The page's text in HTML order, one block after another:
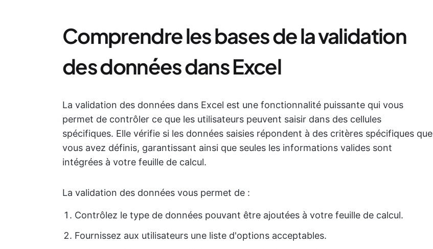
Comprendre les bases de la validation
des données dans Excel
La validation des données dans Excel est une fonctionnalité puissante qui vous
permet de contrôler ce que les utilisateurs peuvent saisir dans des cellules
spécifiques. Elle vérifie si les données saisies répondent à des critères spécifiques que
vous avez définis, garantissant ainsi que seules les informations valides sont
intégrées à votre feuille de calcul.
La validation des données vous permet de :
Contrôlez le type de données pouvant être ajoutées à votre feuille de calcul.
Fournissez aux utilisateurs une liste d'options acceptables.